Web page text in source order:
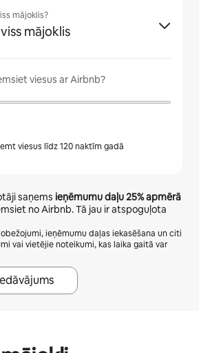
mājoklis?
mājoklis
viesus ar Airbnb?
viesus līdz 120 naktīm gadā
saņems ieņēmumu daļu25%apmērā
no Airbnb. Tā jau ir atspoguļota
ieņēmumu daļas iekasēšana un citi
vai vietējie noteikumi, kas laika gaitā var